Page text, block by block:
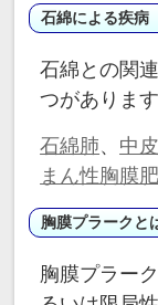
石綿による疾病
石綿との関
つがあります
石綿肺、 中
まん性胸膜
胸膜プラークと
胸膜プラー